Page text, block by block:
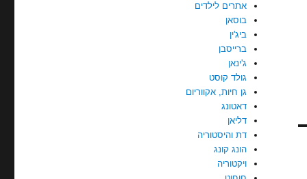
אתרים לילדים
בוסאן
ביג'ין
ברייסבן
ג'ינאן
גולד קוסט
גן חיות, אקווריום
דאטונג
דליאן
דת והיסטוריה
הונג קונג
ויקטוריה